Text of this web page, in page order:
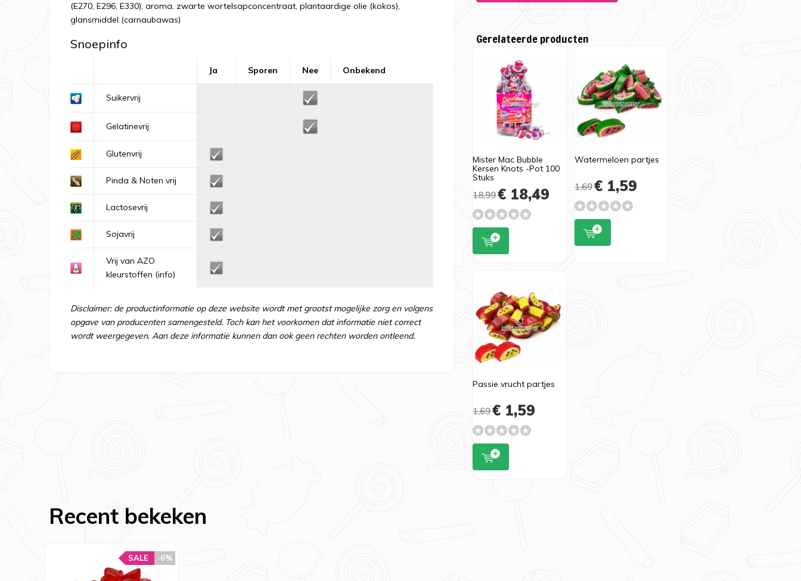
(E270, E296, E330), aroma, zwarte wortelsapconcentraat, plantaardige olie (kokos),
glansmiddel (carnaubawas)
Snoepinfo
Ja Sporen Nee Onbekend
Suikervrij
Gelatinevrij
Glutenvrij
Pinda & Noten vrij
Lactosevrij
Sojavrij
Vrij van AZO
kleurstoffen (info)
Disclaimer: de productinformatie op deze website wordt met grootst mogelijke zorg en volgens
opgave van producenten samengesteld. Toch kan het voorkomen dat informatie niet correct
wordt weergegeven. Aan deze informatie kunnen dan ook geen rechten worden ontleend.
Gerelateerde producten
Mister Mac Bubble
Kersen Knots -Pot 100
Stuks
18,99€ 18,49
Watermeloen partjes
1,69€ 1,59
Passie vrucht partjes
1,69€ 1,59
Recent bekeken
-6%
SALE